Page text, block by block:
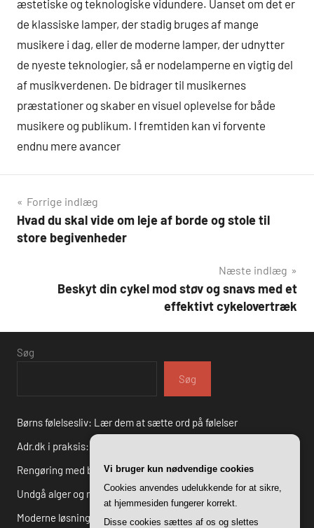
æstetiske og teknologiske vidundere. Uanset om det er
de klassiske lamper, der stadig bruges af mange
musikere i dag, eller de moderne lamper, der udnytter
de nyeste teknologier, så er nodelamperne en vigtig del
af musikverdenen. De bidrager til musikernes
præstationer og skaber en visuel oplevelse for både
musikere og publikum. I fremtiden kan vi forvente
endnu mere avancer
Indlægsnavigation
Forrige indlæg
Hvad du skal vide om leje af borde og stole til
store begivenheder
Næste indlæg
Beskyt din cykel mod støv og snavs med et
effektivt cykelovertræk
Søg
Søg
Børns følelsesliv: Lær dem at sætte ord på følelser
Adr.dk i praksis: Succesfulde cases fra danske virksomheder
Rengøring med børn: Sjove tips til at gøre det til en leg
Undgå alger og mos: Gode råd til effektiv fliserens i haven
Moderne løsninger i historiske rammer – arkitektur i gentofte
Vi bruger kun nødvendige cookies
Cookies anvendes udelukkende for at sikre,
at hjemmesiden fungerer korrekt.
Disse cookies sættes af os og slettes